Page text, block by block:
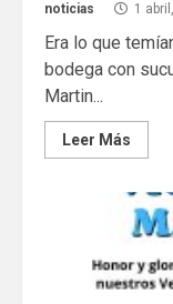
noticias 1
Era lo que
bodega con
Martin...
Leer Más